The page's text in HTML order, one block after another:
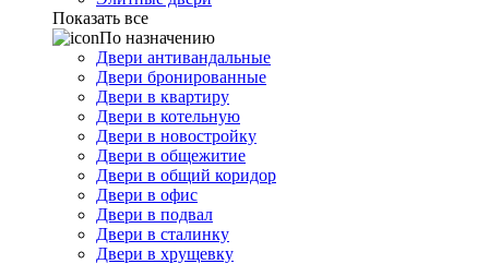
Показать все
По назначению
Двери антивандальные
Двери бронированные
Двери в квартиру
Двери в котельную
Двери в новостройку
Двери в общежитие
Двери в общий коридор
Двери в офис
Двери в подвал
Двери в сталинку
Двери в хрущевку